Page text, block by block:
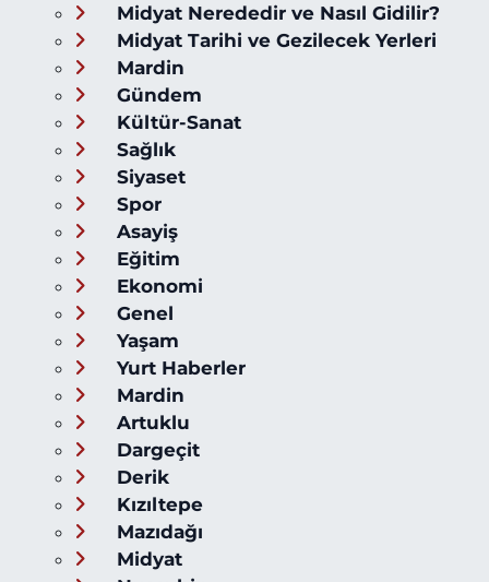
Midyat Nerededir ve Nasıl Gidilir?
Midyat Tarihi ve Gezilecek Yerleri
Mardin
Gündem
Kültür-Sanat
Sağlık
Siyaset
Spor
Asayiş
Eğitim
Ekonomi
Genel
Yaşam
Yurt Haberler
Mardin
Artuklu
Dargeçit
Derik
Kızıltepe
Mazıdağı
Midyat